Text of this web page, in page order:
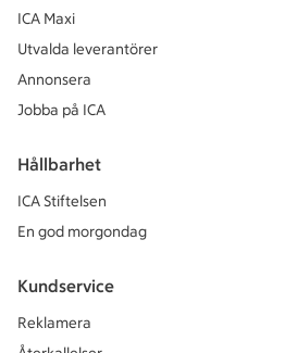
ICA Maxi
Utvalda leverantörer
Annonsera
Jobba på ICA
Hållbarhet
ICA Stiftelsen
En god morgondag
Kundservice
Reklamera